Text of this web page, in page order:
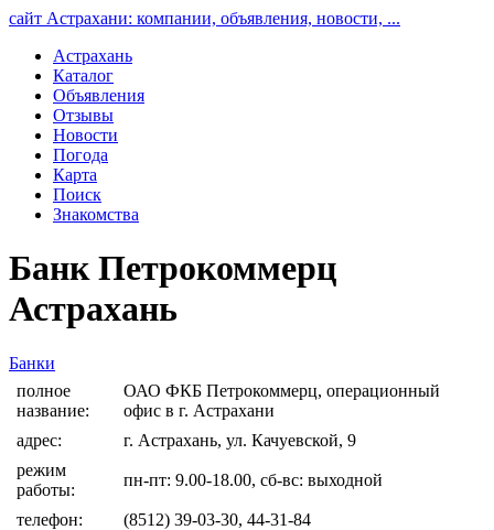
сайт Астрахани: компании, объявления, новости, ...
Астрахань
Каталог
Объявления
Отзывы
Новости
Погода
Карта
Поиск
Знакомства
Банк Петрокоммерц
Астрахань
Банки
полное
название:
ОАО ФКБ Петрокоммерц, операционный
офис в г. Астрахани
адрес:
г. Астрахань, ул. Качуевской, 9
режим
работы:
пн-пт: 9.00-18.00, сб-вс: выходной
телефон:
(8512) 39-03-30, 44-31-84